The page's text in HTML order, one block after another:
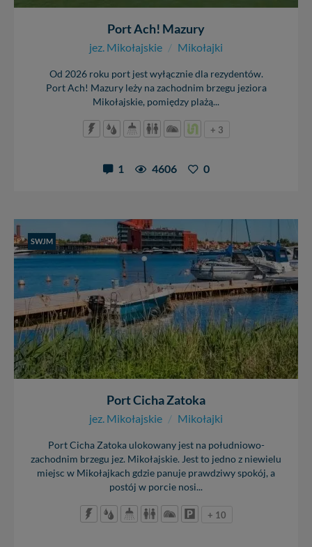
Port Ach! Mazury
jez. Mikołajskie / Mikołajki
Od 2026 roku port jest wyłącznie dla rezydentów.
Port Ach! Mazury leży na zachodnim brzegu jeziora
Mikołajskie, pomiędzy plażą...
+ 3
1 4606 0
SWJM
Port Cicha Zatoka
jez. Mikołajskie / Mikołajki
Port Cicha Zatoka ulokowany jest na południowo-
zachodnim brzegu jez. Mikołajskie. Jest to jedno z niewielu
miejsc w Mikołajkach gdzie panuje prawdziwy spokój, a
postój w porcie nosi...
+ 10